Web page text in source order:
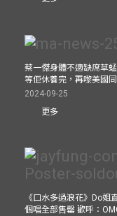
蔡一傑身體不適缺席草
等佢休養完，再嚟美國
2024-09-25
更多
《口水多過浪花》Do姐
個唱全部售罄 歡呼：